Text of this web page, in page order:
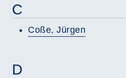
C
Coße, Jürgen
D